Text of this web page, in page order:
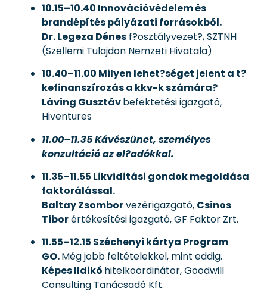
10.15–10.40 Innovációvédelem és
brandépítés pályázati forrásokból.
Dr. Legeza Dénes f?osztályvezet?, SZTNH
(Szellemi Tulajdon Nemzeti Hivatala)
10.40–11.00 Milyen lehet?séget jelent a t?
kefinanszírozás a kkv-k számára?
Láving Gusztávbefektetési igazgató,
Hiventures
11.00–11.35 Kávészünet, személyes
konzultáció az el?adókkal.
11.35–11.55 Likviditási gondok megoldása
faktorálással.
Baltay Zsomborvezérigazgató, Csinos
Tiborértékesítési igazgató, GF Faktor Zrt.
11.55–12.15 Széchenyi kártya Program
GO.Még jobb feltételekkel, mint eddig.
Képes Ildikó hitelkoordinátor, Goodwill
Consulting Tanácsadó Kft.